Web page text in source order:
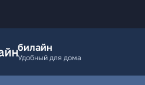
билайн
Удобный для дома